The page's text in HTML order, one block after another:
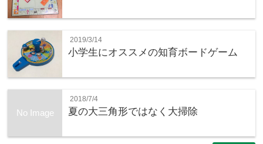
2019/3/14
小学生にオススメの知育ボードゲーム
No Image
2018/7/4
夏の大三角形ではなく大掃除